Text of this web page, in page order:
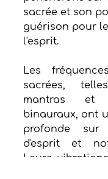
sacrée et son
guérison pour
l'esprit.
Les
sacrées,
mantras et
binauraux, ont
profonde
d'esprit et
Leurs